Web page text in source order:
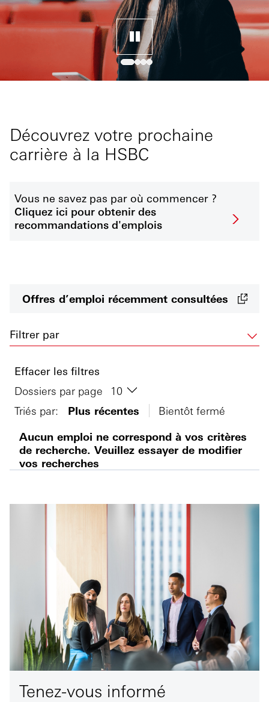
Découvrez votre prochaine
carrière à la HSBC
Vous ne savez pas par où commencer ?
Cliquez ici pour obtenir des
recommandations d'emplois
Offres d’emploi récemment consultées
Filtrer par
Effacer les filtres
Dossiers par page
Triés par:
Plus récentes
Bientôt fermé
Aucun emploi ne correspond à vos critères
de recherche. Veuillez essayer de modifier
vos recherches
Tenez-vous informé